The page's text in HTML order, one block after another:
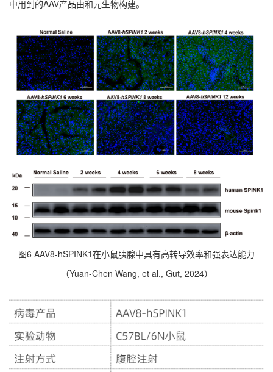
中用到的AAV产品由和元生物构建。
图6 AAV8-hSPINK1在小鼠胰腺中具有高转导效率和强表达能力
（Yuan-Chen Wang, et al., Gut, 2024）